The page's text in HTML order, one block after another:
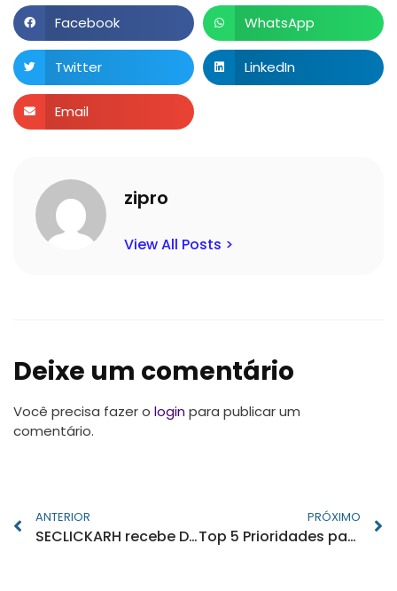
Facebook WhatsApp
Twitter LinkedIn
Email
zipro
View All Posts >
Deixe um comentário
Você precisa fazer o loginpara publicar um
comentário.
ANTERIOR
SECLICKARH recebe Diego Ximenes
PRÓXIMO
Top 5 Prioridades para Líderes de RH em 2024: Transformando Desafios em Oportunidades